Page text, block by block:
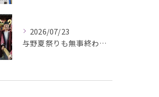
2026/07/23
与野夏祭りも無事終わりました#さいたま市#下町祭事委員長#祭...